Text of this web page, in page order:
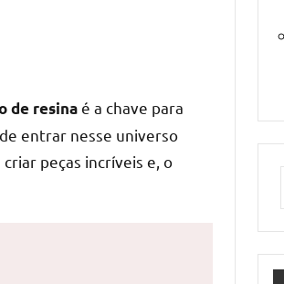
de resinaé a chave para
entrar nesse universo
peças incríveis e, o